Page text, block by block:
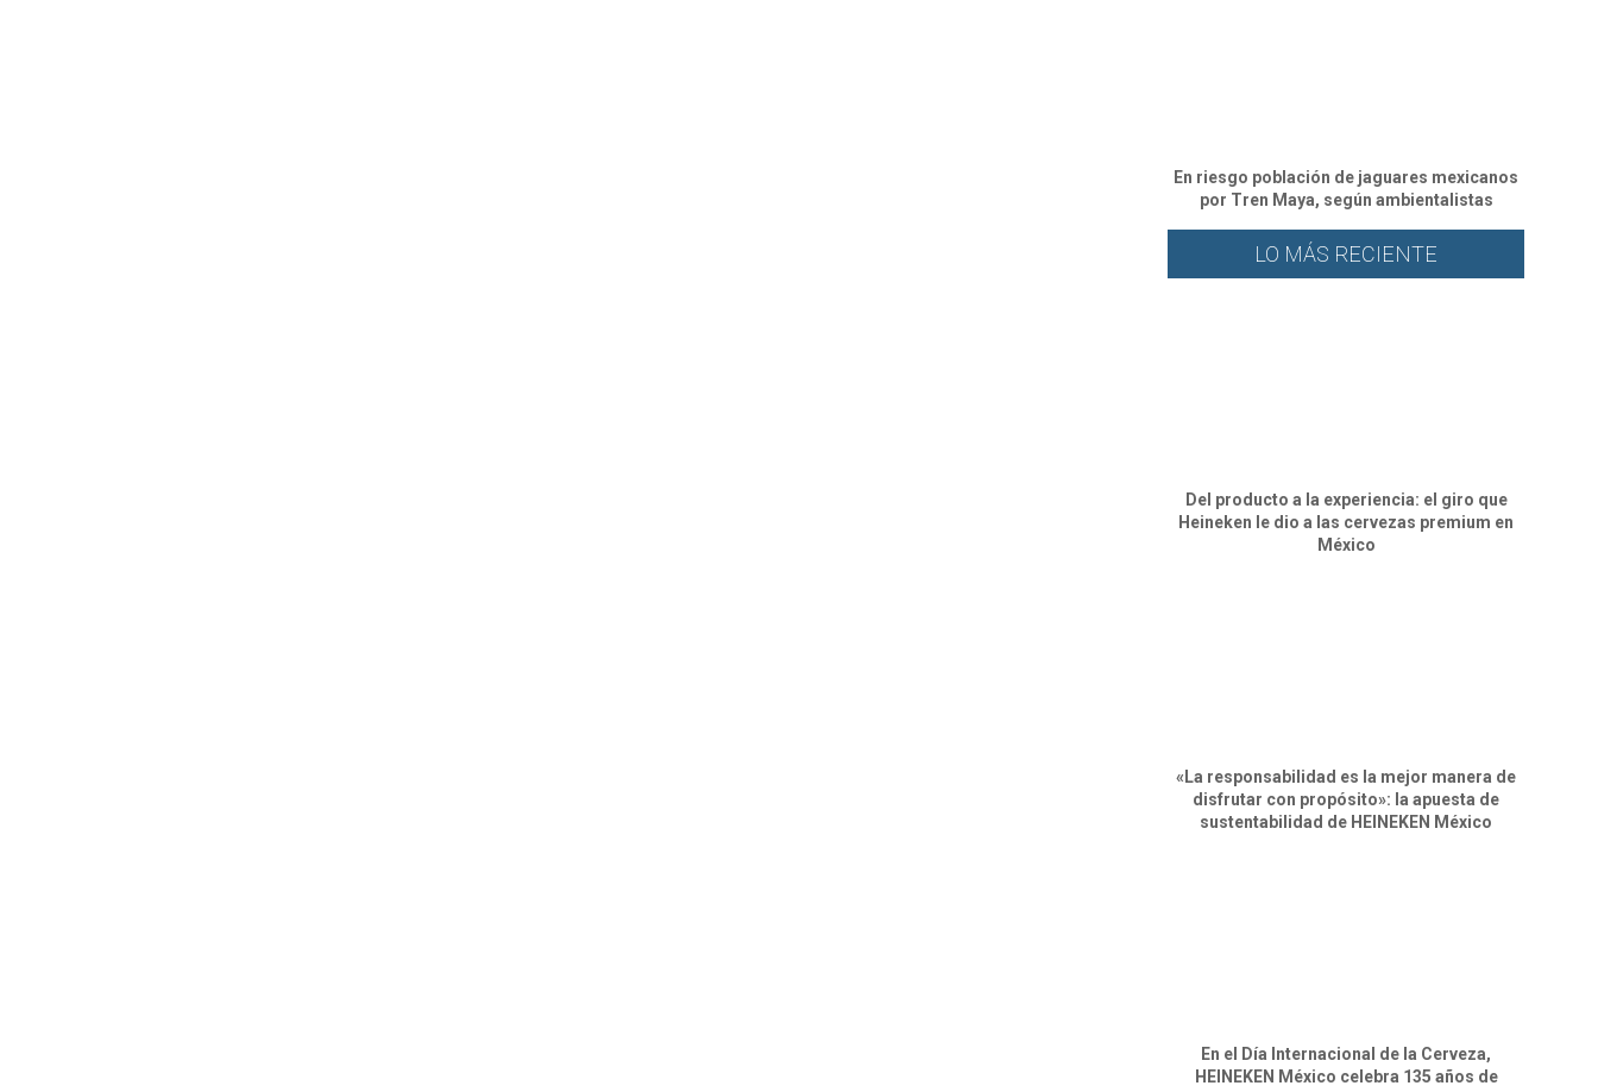
En riesgo población de jaguares mexicanos
por Tren Maya, según ambientalistas
LO MÁS RECIENTE
Del producto a la experiencia: el giro que
Heineken le dio a las cervezas premium en
México
«La responsabilidad es la mejor manera de
disfrutar con propósito»: la apuesta de
sustentabilidad de HEINEKEN México
En el Día Internacional de la Cerveza,
HEINEKEN México celebra 135 años de